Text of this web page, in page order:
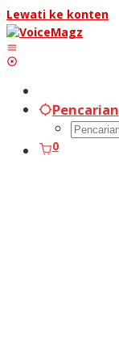
Lewati ke konten
Pencarian
0